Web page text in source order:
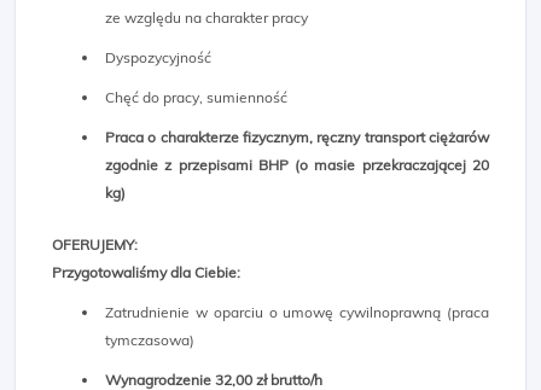
ze względu na charakter pracy
Dyspozycyjność
Chęć do pracy, sumienność
Praca o charakterze fizycznym, ręczny transport ciężarów
zgodnie z przepisami BHP (o masie przekraczającej 20
kg)
OFERUJEMY:
Przygotowaliśmy dla Ciebie:
Zatrudnienie w oparciu o umowę cywilnoprawną (praca
tymczasowa)
Wynagrodzenie 32,00 zł brutto/h